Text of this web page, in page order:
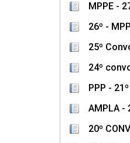
MPPE -
26º -
25º
24º
PPP -
AMPLA -
20º